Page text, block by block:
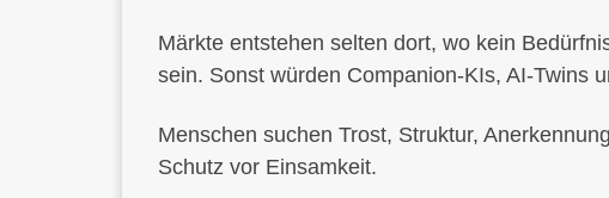
Märkte entstehen selten dort, wo kein
sein. Sonst würden Companion-KIs, AI-Twins
Menschen suchen Trost, Struktur,
Schutz vor Einsamkeit.